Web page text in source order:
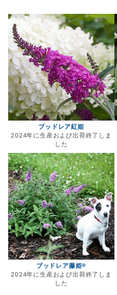
ブッドレア紅姫
2024年に生産および出荷終了しま
した
ブッドレア藤姫®
2024年に生産および出荷終了しま
した